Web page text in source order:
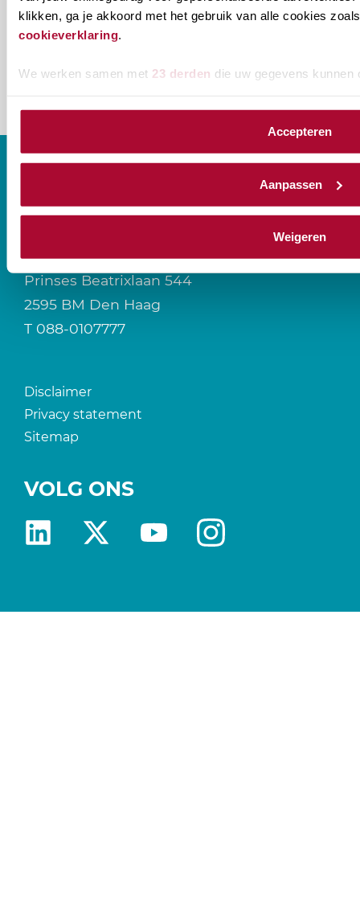
klikken, ga je akkoord met het gebruik van alle cookies
cookieverklaring
We werken samen met 23 derden die uw gegevens kunnen
Accepteren
Aanpassen
Weigeren
van het RB? Geef dan in je profiel op Mijn RB
aan welke nieuwsbrieven je wil ontvangen.
Prinses Beatrixlaan 544
2595 BM Den Haag
T 088-0107777
Disclaimer
Privacy statement
Sitemap
VOLG ONS